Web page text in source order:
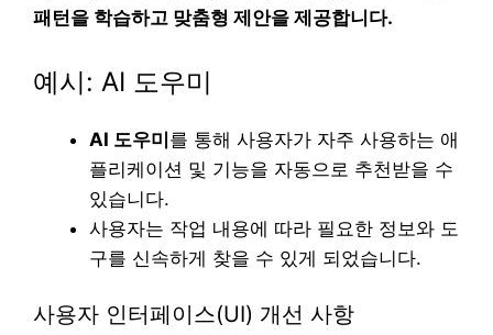
패턴을 학습하고 맞춤형 제안을 제공합니다.
예시: AI 도우미
AI 도우미를 통해 사용자가 자주 사용하는 애
플리케이션 및 기능을 자동으로 추천받을 수
있습니다.
사용자는 작업 내용에 따라 필요한 정보와 도
구를 신속하게 찾을 수 있게 되었습니다.
사용자 인터페이스(UI) 개선 사항